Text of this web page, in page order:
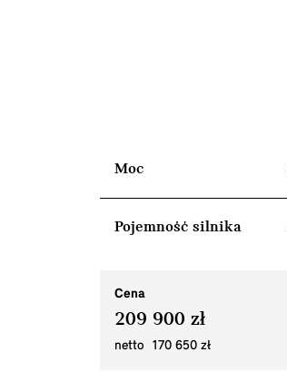
Moc
Pojemność silnika
Cena
209 900 zł
netto 170 650 zł